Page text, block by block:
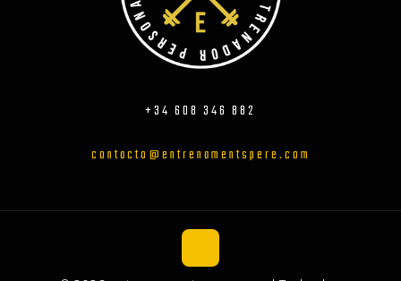
+34 608 346 882
contacto@entrenamentspere.com